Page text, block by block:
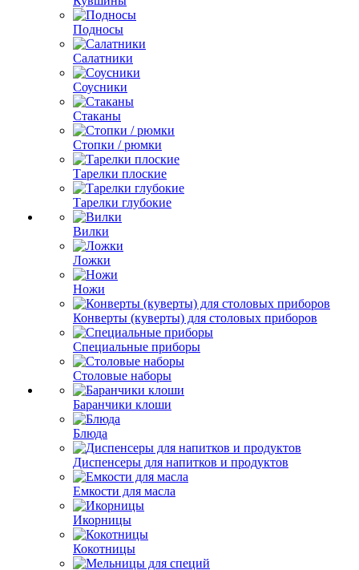
Подносы
Салатники
Соусники
Стаканы
Стопки / рюмки
Тарелки плоские
Тарелки глубокие
Вилки
Ложки
Ножи
Конверты (куверты) для столовых приборов
Специальные приборы
Столовые наборы
Баранчики клоши
Блюда
Диспенсеры для напитков и продуктов
Емкости для масла
Икорницы
Кокотницы